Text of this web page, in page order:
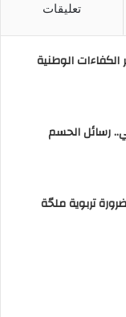
تعليقات
الوطنية
رسائل الحسم
تربوية ملحّة